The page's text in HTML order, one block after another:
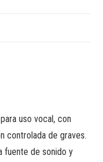
uso vocal, con
controlada de graves.
fuente de sonido y